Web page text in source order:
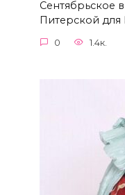
Сентябрьское
Питерской для
0 1.4к.